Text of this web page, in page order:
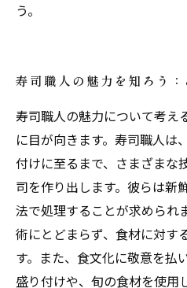
う。
寿司職人の魅力を知ろう
寿司職人の魅力について考え
に目が向きます。寿司職人は
付けに至るまで、さまざまな
司を作り出します。彼らは新
法で処理することが求められ
術にとどまらず、食材に対す
す。また、食文化に敬意を払
盛り付けや、旬の食材を使用